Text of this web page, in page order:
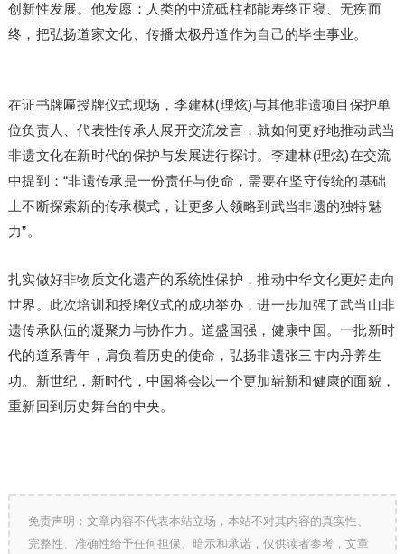
创新性发展。他发愿：人类的中流砥柱都能寿终正寝、无疾而
终，把弘扬道家文化、传播太极丹道作为自己的毕生事业。
在证书牌匾授牌仪式现场，李建林(理炫)与其他非遗项目保护单
位负责人、代表性传承人展开交流发言，就如何更好地推动武当
非遗文化在新时代的保护与发展进行探讨。李建林(理炫)在交流
中提到：“非遗传承是一份责任与使命，需要在坚守传统的基础
上不断探索新的传承模式，让更多人领略到武当非遗的独特魅
力”。
扎实做好非物质文化遗产的系统性保护，推动中华文化更好走向
世界。此次培训和授牌仪式的成功举办，进一步加强了武当山非
遗传承队伍的凝聚力与协作力。道盛国强，健康中国。一批新时
代的道系青年，肩负着历史的使命，弘扬非遗张三丰内丹养生
功。新世纪，新时代，中国将会以一个更加崭新和健康的面貌，
重新回到历史舞台的中央。
免责声明：文章内容不代表本站立场，本站不对其内容的真实性、
完整性、准确性给予任何担保、暗示和承诺，仅供读者参考，文章